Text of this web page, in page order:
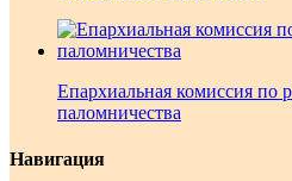
Епархиальная комиссия по
паломничества
Навигация